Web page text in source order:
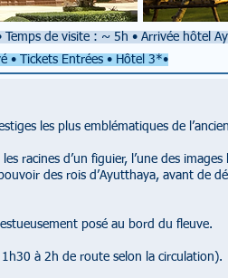
Temps de visite : ~ 5h • Arrivéehôtel
• Tickets Entrées • Hôtel 3*•
les plus emblématiques de
racines d’un figuier, l’une des
des rois d’Ayutthaya, avant de
posé au bord du fleuve.
à 2h de route selon la circulation).